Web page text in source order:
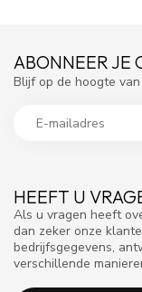
HEEFT U
Als u vragen heeft
dan zeker onze
bedrijfsgegevens,
verschillende
ABONNEER JE
Blijf op de hoogte